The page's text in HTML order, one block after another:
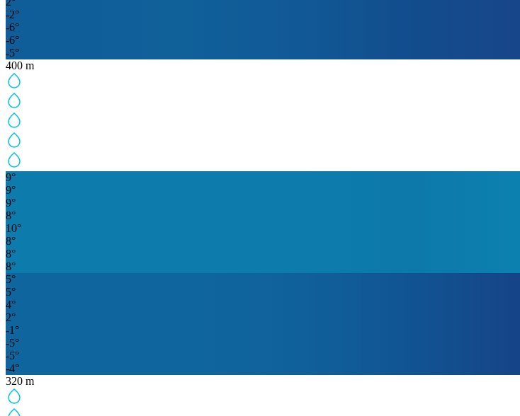
-2°
-6°
-6°
-5°
400 m
9°
9°
9°
8°
10°
8°
8°
8°
5°
5°
4°
2°
-1 °
-5°
-5°
-4°
320 m